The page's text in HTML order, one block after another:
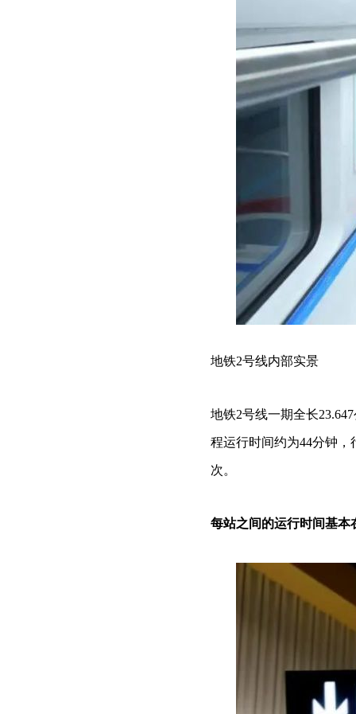
地铁2号线内部实景
地铁2号线一期全长
程运行时间约为44分钟，
次。
每站之间的运行时间基本